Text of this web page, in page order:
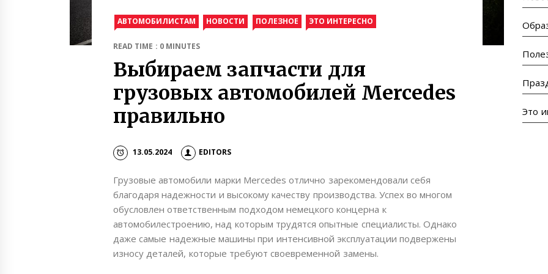
АВТОМОБИЛИСТАМ НОВОСТИ ПОЛЕЗНОЕ ЭТО ИНТЕРЕСНО
READ TIME : 0 MINUTES
Выбираем запчасти для
грузовых автомобилей Mercedes
правильно
13.05.2024 EDITORS
Грузовые автомобили марки Mercedes отлично зарекомендовали себя
благодаря надежности и высокому качеству производства. Успех во многом
обусловлен ответственным подходом немецкого концерна к
автомобилестроению, над которым трудятся опытные специалисты. Однако
даже самые надежные машины при интенсивной эксплуатации подвержены
износу деталей, которые требуют своевременной замены.
Это